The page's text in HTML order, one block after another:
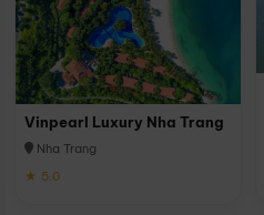
Vinpearl Luxury Nha Trang
Nha Trang
★ 5.0